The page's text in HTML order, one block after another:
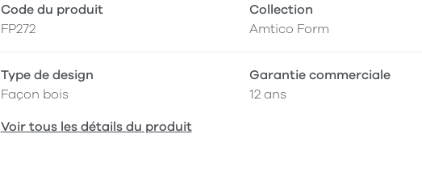
Code du produit
FP272
Collection
Amtico Form
Type de design
Façon bois
Garantie commerciale
12 ans
Voir tous les détails du produit